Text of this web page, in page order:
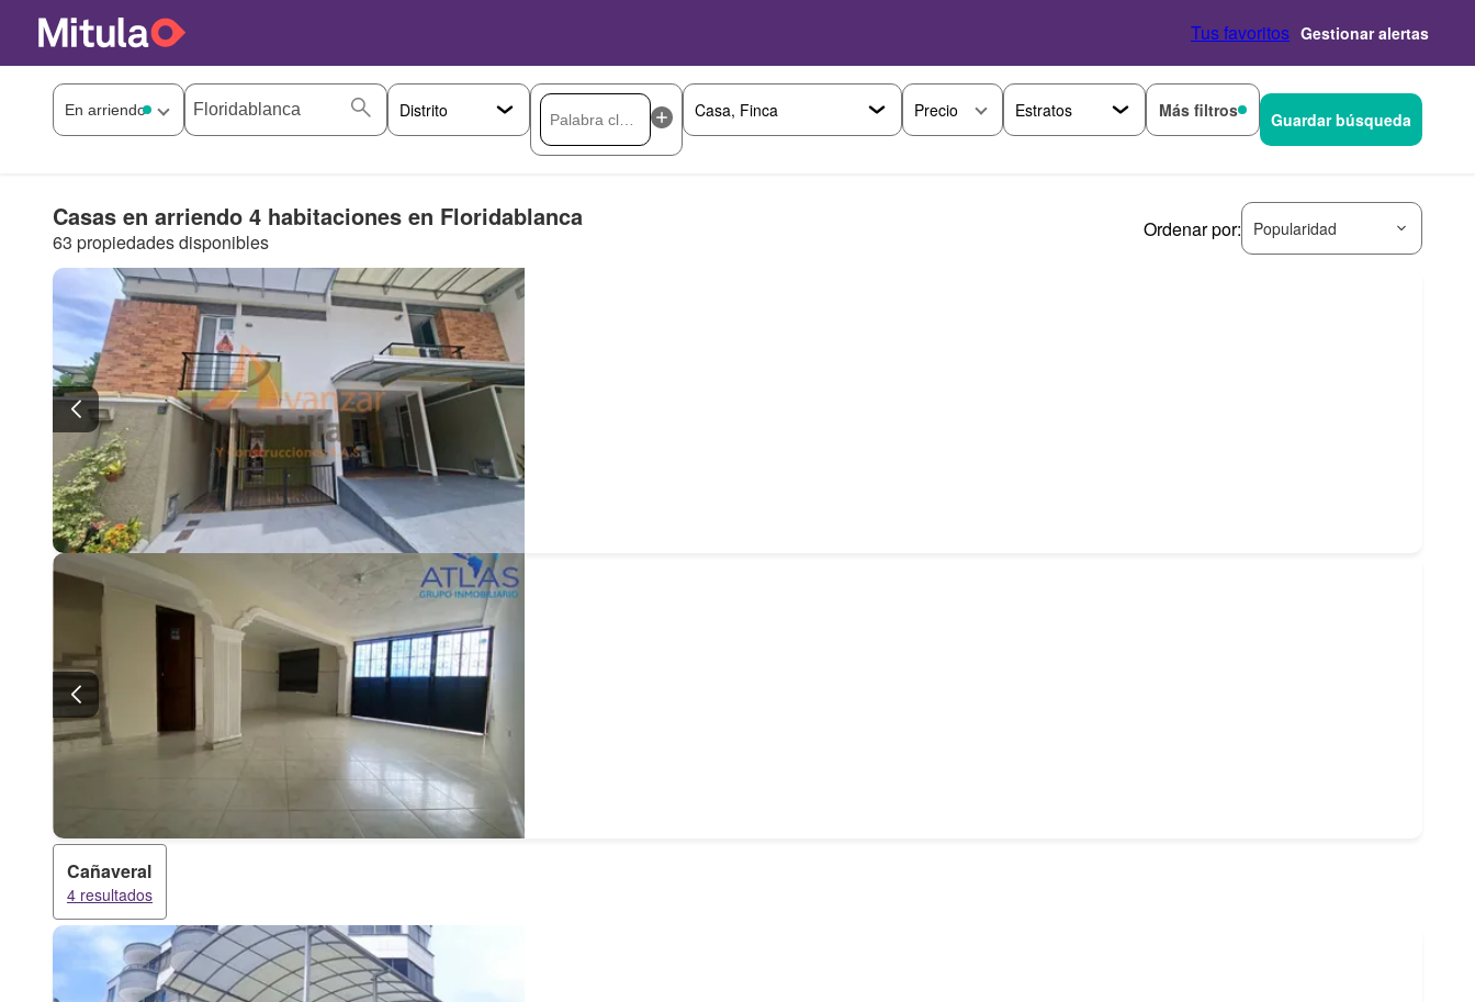
Tus favoritos Gestionar alertas
Precio Más filtros Guardar búsqueda
Casas en arriendo 4 habitaciones en Floridablanca
63 propiedades disponibles
Ordenar por: Popularidad
Cañaveral
4 resultados